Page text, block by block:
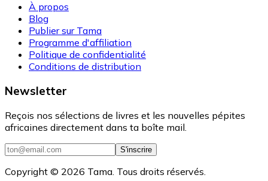
À propos
Blog
Publier sur Tama
Programme d'affiliation
Politique de confidentialité
Conditions de distribution
Newsletter
Reçois nos sélections de livres et les nouvelles pépites
africaines directement dans ta boîte mail.
S'inscrire
Copyright © 2026 Tama. Tous droits réservés.